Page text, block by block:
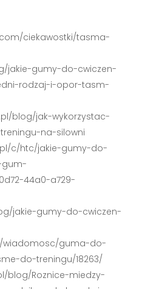
ciekawostki/tasma-
jakie-gumy-do-cwiczen-
rodzaj-i-opor-tasm-
blog/jak-wykorzystac-
na-silowni
c/htc/jakie-gumy-do-
gum-
44a0-a729-
jakie-gumy-do-cwiczen-
wiadomosc/guma-do-
do-treningu/18263/
blog/Roznice-miedzy-